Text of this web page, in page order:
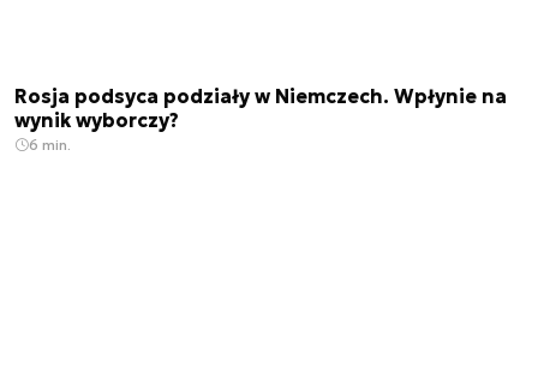
Rosja podsyca podziały w Niemczech. Wpłynie na
wynik wyborczy?
6 min.